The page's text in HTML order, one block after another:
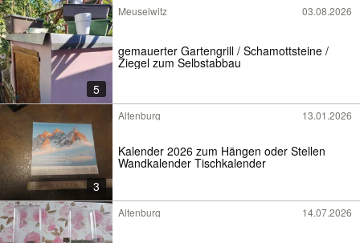
5
Meuselwitz 03.08.2026
gemauerter Gartengrill / Schamottsteine /
Ziegel zum Selbstabbau
3
Altenburg 13.01.2026
Kalender 2026 zum Hängen oder Stellen
Wandkalender Tischkalender
Altenburg 14.07.2026